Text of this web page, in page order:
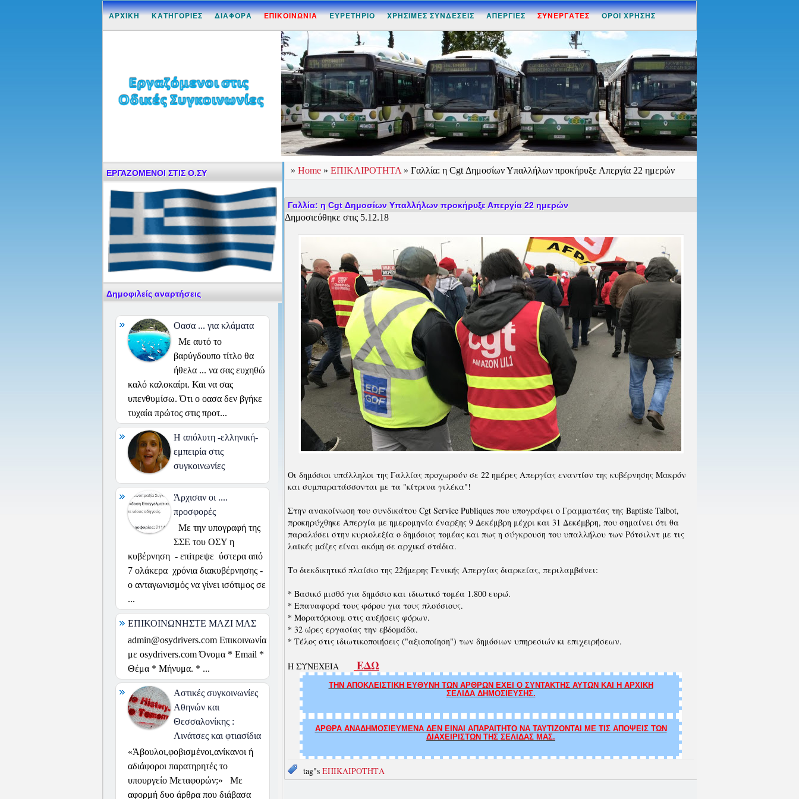
ΑΡΧΙΚΗ ΚΑΤΗΓΟΡΙΕΣ ΔΙΑΦΟΡΑ ΕΠΙΚΟΙΝΩΝΙΑ ΕΥΡΕΤΗΡΙΟ ΧΡΗΣΙΜΕΣ ΣΥΝΔΕΣΕΙΣ ΑΠΕΡΓΙΕΣ ΣΥΝΕΡΓΑΤΕΣ ΟΡΟΙ ΧΡΗΣΗΣ
» Home » ΕΠΙΚΑΙΡΟΤΗΤΑ » Γαλλία: η Cgt Δημοσίων Υπαλλήλων προκήρυξε Απεργία 22 ημερών
Γαλλία: η Cgt Δημοσίων Υπαλλήλων προκήρυξε Απεργία 22 ημερών
Δημοσιεύθηκε στις 5.12.18
Οι δημόσιοι υπάλληλοι της Γαλλίας προχωρούν σε 22 ημέρες Απεργίας εναντίον της κυβέρνησης Μακρόν
και συμπαρατάσσονται με τα "κίτρινα γιλέκα"!
Στην ανακοίνωση του συνδικάτου Cgt Service Publiques που υπογράφει ο Γραμματέας της Baptiste Talbot,
προκηρύχθηκε Απεργία με ημερομηνία έναρξης 9 Δεκέμβρη μέχρι και 31 Δεκέμβρη, που σημαίνει ότι θα
παραλύσει στην κυριολεξία ο δημόσιος τομέας και πως η σύγκρουση του υπαλλήλου των Ρότσιλντ με τις
λαϊκές μάζες είναι ακόμη σε αρχικά στάδια.
Το διεκδικητικό πλαίσιο της 22ήμερης Γενικής Απεργίας διαρκείας, περιλαμβάνει:
* Βασικό μισθό για δημόσιο και ιδιωτικό τομέα 1.800 ευρώ.
* Επαναφορά τους φόρου για τους πλούσιους.
* Μορατόριουμ στις αυξήσεις φόρων.
* 32 ώρες εργασίας την εβδομάδα.
* Τέλος στις ιδιωτικοποιήσεις ("αξιοποίηση") των δημόσιων υπηρεσιών κι επιχειρήσεων.
Η ΣΥΝΕΧΕΙΑ ΕΔΩ
ΤΗΝ ΑΠΟΚΛΕΙΣΤΙΚΗ ΕΥΘΥΝΗ ΤΩΝ ΑΡΘΡΩΝ ΕΧΕΙ Ο ΣΥΝΤΑΚΤΗΣ ΑΥΤΩΝ ΚΑΙ Η ΑΡΧΙΚΗ
ΣΕΛΙΔΑ ΔΗΜΟΣΙΕΥΣΗΣ.
ΑΡΘΡΑ ΑΝΑΔΗΜΟΣΙΕΥΜΕΝΑ ΔΕΝ ΕΙΝΑΙ ΑΠΑΡΑΙΤΗΤΟ ΝΑ ΤΑΥΤΙΖΟΝΤΑΙ ΜΕ ΤΙΣ ΑΠΟΨΕΙΣ ΤΩΝ
ΔΙΑΧΕΙΡΙΣΤΩΝ ΤΗΣ ΣΕΛΙΔΑΣ ΜΑΣ.
tag"s ΕΠΙΚΑΙΡΟΤΗΤΑ
ΕΡΓΑΖΟΜΕΝΟΙ ΣΤΙΣ Ο.ΣΥ
Δημοφιλείς αναρτήσεις
Οασα ... για κλάματα
Με αυτό το
βαρύγδουπο τίτλο θα
ήθελα ... να σας ευχηθώ
καλό καλοκαίρι. Και να σας
υπενθυμίσω. Ότι ο οασα δεν βγήκε
τυχαία πρώτος στις προτ...
H απόλυτη -ελληνική-
εμπειρία στις
συγκοινωνίες
Άρχισαν οι ....
προσφορές
Με την υπογραφή της
ΣΣΕ του ΟΣΥ η
κυβέρνηση - επiτρεψε ύστερα από
7 ολάκερα χρόνια διακυβέρνησης -
ο ανταγωνισμός να γίνει ισότιμος σε
...
ΕΠΙΚΟΙΝΩΝΗΣΤΕ ΜΑΖΙ ΜΑΣ
admin@osydrivers.com Επικοινωνία
με osydrivers.com Όνομα * Email *
Θέμα * Μήνυμα. * ...
Αστικές συγκοινωνίες
Αθηνών και
Θεσσαλονίκης :
Λινάτσες και φτιασίδια
«Άβουλοι,φοβισμένοι,ανίκανοι ή
αδιάφοροι παρατηρητές το
υπουργείο Μεταφορών;» Με
αφορμή δυο άρθρα που διάβασα